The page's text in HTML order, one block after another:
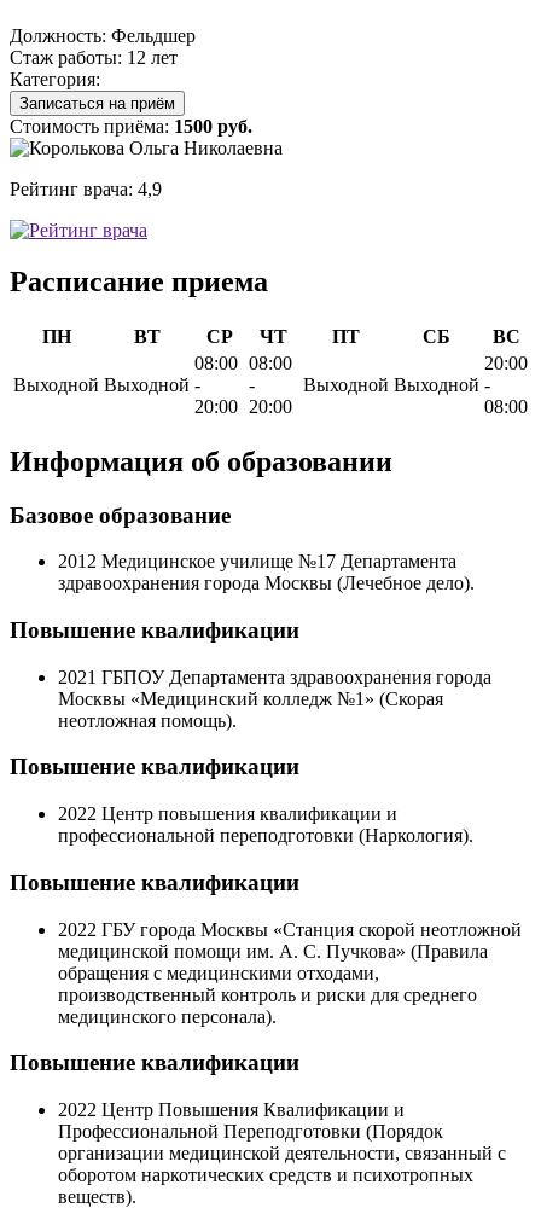
Должность: Фельдшер
Стаж работы: 12 лет
Категория:
Записаться на приём
Стоимость приёма: 1500 руб.
Рейтинг врача: 4,9
Расписание приема
ПН ВТ СР ЧТ ПТ СБ ВС
Выходной Выходной
08:00
-
20:00
08:00
-
20:00
Выходной Выходной
20:00
-
08:00
Информация об образовании
Базовое образование
2012 Медицинское училище №17 Департамента
здравоохранения города Москвы (Лечебное дело).
Повышение квалификации
2021 ГБПОУ Департамента здравоохранения города
Москвы «Медицинский колледж №1» (Скорая
неотложная помощь).
Повышение квалификации
2022 Центр повышения квалификации и
профессиональной переподготовки (Наркология).
Повышение квалификации
2022 ГБУ города Москвы «Станция скорой неотложной
медицинской помощи им. А. С. Пучкова» (Правила
обращения с медицинскими отходами,
производственный контроль и риски для среднего
медицинского персонала).
Повышение квалификации
2022 Центр Повышения Квалификации и
Профессиональной Переподготовки (Порядок
организации медицинской деятельности, связанный с
оборотом наркотических средств и психотропных
веществ).